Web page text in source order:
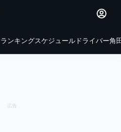
ランキングスケジュール ドライバー角